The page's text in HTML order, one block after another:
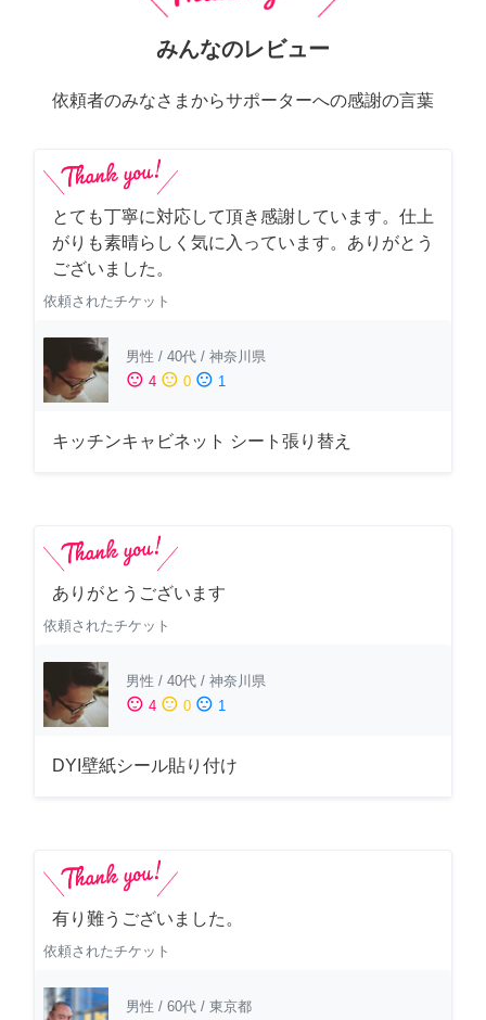
みんなのレビュー
依頼者のみなさまからサポーターへの感謝の言葉
とても丁寧に対応して頂き感謝しています。仕上
がりも素晴らしく気に入っています。ありがとう
ございました。
依頼されたチケット
男性 / 40代 / 神奈川県
sentiment_satisfied 4 sentiment_neutral 0 sentiment_dissatisfied 1
キッチンキャビネット シート張り替え
ありがとうございます
依頼されたチケット
男性 / 40代 / 神奈川県
sentiment_satisfied 4 sentiment_neutral 0 sentiment_dissatisfied 1
DYI壁紙シール貼り付け
有り難うございました。
依頼されたチケット
男性 / 60代 / 東京都